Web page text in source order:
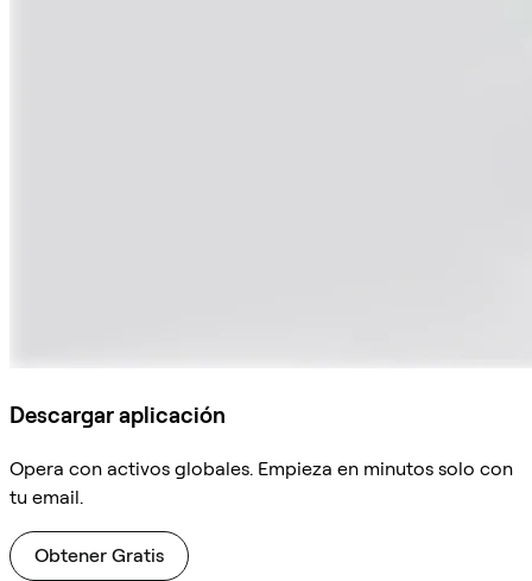
Descargar aplicación
Opera con activos globales. Empieza en minutos solo con
tu email.
Obtener Gratis